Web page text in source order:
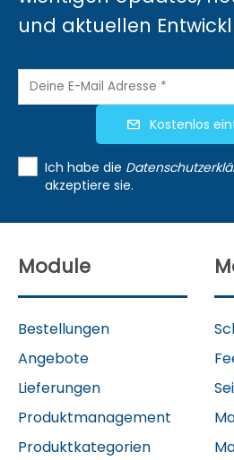
und aktuellen
Kostenlos
Ich habe die
akzeptiere sie.
Module
Bestellungen
Angebote
Lieferungen
Produktmanagement
Produktkategorien